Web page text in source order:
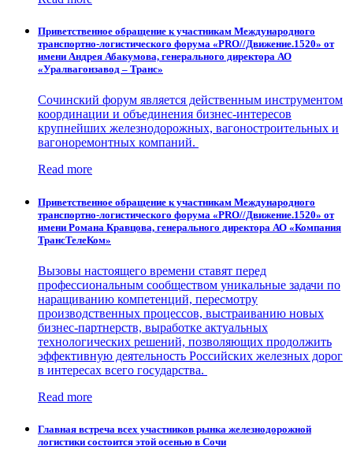
Приветственное обращение к участникам Международного
транспортно-логистического форума «PRO//Движение.1520» от
имени Андрея Абакумова, генерального директора АО
«Уралвагонзавод – Транс»
Сочинский форум является действенным инструментом
координации и объединения бизнес-интересов
крупнейших железнодорожных, вагоностроительных и
вагоноремонтных компаний.
Read more
Приветственное обращение к участникам Международного
транспортно-логистического форума «PRO//Движение.1520» от
имени Романа Кравцова, генерального директора АО «Компания
ТрансТелеКом»
Вызовы настоящего времени ставят перед
профессиональным сообществом уникальные задачи по
наращиванию компетенций, пересмотру
производственных процессов, выстраиванию новых
бизнес-партнерств, выработке актуальных
технологических решений, позволяющих продолжить
эффективную деятельность Российских железных дорог
в интересах всего государства.
Read more
Главная встреча всех участников рынка железнодорожной
логистики состоится этой осенью в Сочи